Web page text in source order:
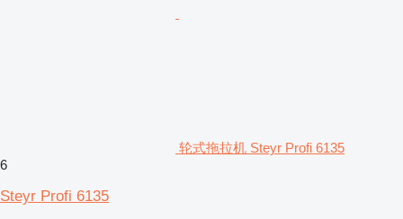
轮式拖拉机 Steyr Profi 6135
6
Steyr Profi 6135